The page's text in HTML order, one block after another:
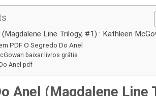
Line Trilogy, #1) : Kathleen
PDF O Segredo Do Anel
baixar livros grátis
Anel pdf
Anel (Magdalene